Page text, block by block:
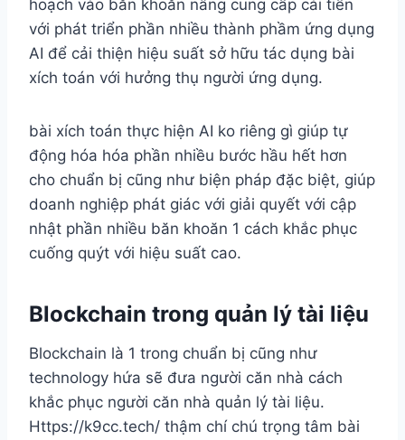
hoạch vào băn khoăn nâng cung cấp cải tiến
với phát triển phần nhiều thành phầm ứng dụng
AI để cải thiện hiệu suất sở hữu tác dụng bài
xích toán với hưởng thụ người ứng dụng.
bài xích toán thực hiện AI ko riêng gì giúp tự
động hóa hóa phần nhiều bước hầu hết hơn
cho chuẩn bị cũng như biện pháp đặc biệt, giúp
doanh nghiệp phát giác với giải quyết với cập
nhật phần nhiều băn khoăn 1 cách khắc phục
cuống quýt với hiệu suất cao.
Blockchain trong quản lý tài liệu
Blockchain là 1 trong chuẩn bị cũng như
technology hứa sẽ đưa người căn nhà cách
khắc phục người căn nhà quản lý tài liệu.
Https://k9cc.tech/ thậm chí chú trọng tâm bài